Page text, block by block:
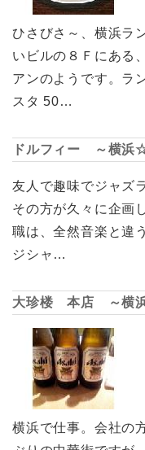
ひさびさ～、横浜ラ
いビルの８Ｆにある
アンのようです。ラ
スタ 50…
ドルフィー ～横浜
友人で趣味でジャズ
その方が久々に企画
職は、全然音楽と違
ジシャ…
大珍楼 本店 ～横
横浜で仕事。会社の